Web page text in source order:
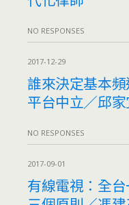
NO RESPONSES
2017-12-29
誰來決定基本頻
平台中立／邱家
NO RESPONSES
2017-09-01
有線電視：全